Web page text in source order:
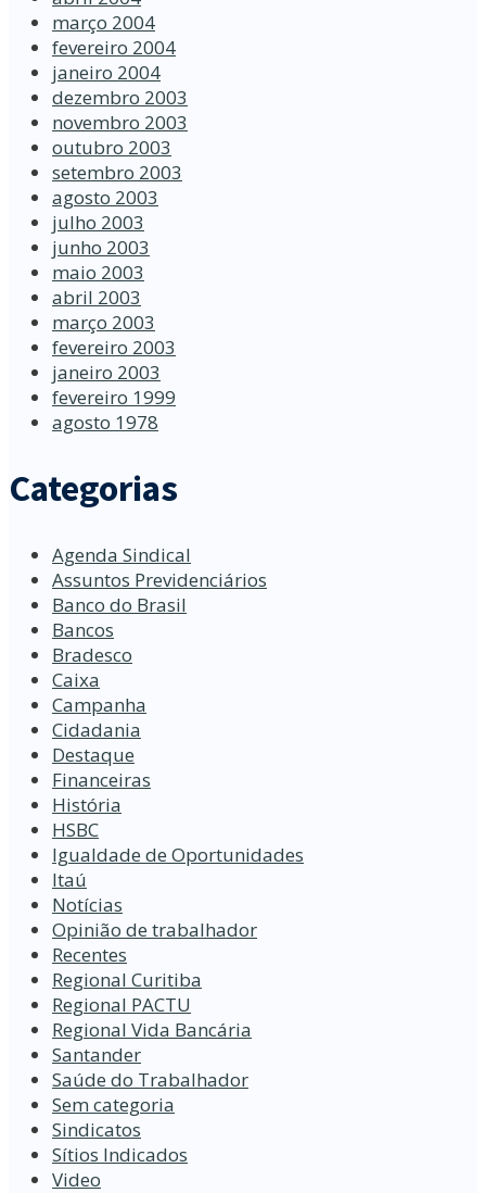
março 2004
fevereiro 2004
janeiro 2004
dezembro 2003
novembro 2003
outubro 2003
setembro 2003
agosto 2003
julho 2003
junho 2003
maio 2003
abril 2003
março 2003
fevereiro 2003
janeiro 2003
fevereiro 1999
agosto 1978
Categorias
Agenda Sindical
Assuntos Previdenciários
Banco do Brasil
Bancos
Bradesco
Caixa
Campanha
Cidadania
Destaque
Financeiras
História
HSBC
Igualdade de Oportunidades
Itaú
Notícias
Opinião de trabalhador
Recentes
Regional Curitiba
Regional PACTU
Regional Vida Bancária
Santander
Saúde do Trabalhador
Sem categoria
Sindicatos
Sítios Indicados
Video